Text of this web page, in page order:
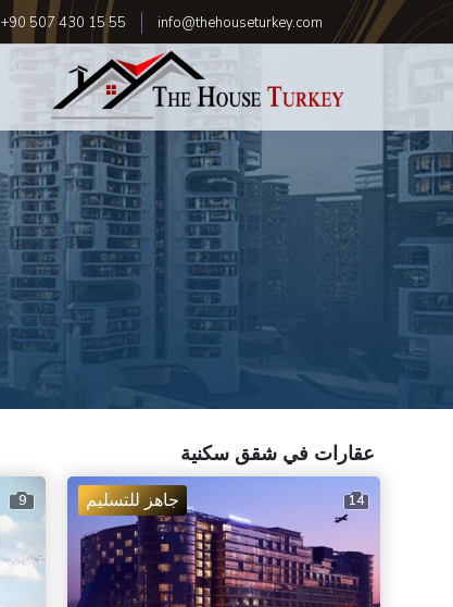
+90 507 430 15 55 info@thehouseturkey.com
عقارات في شقق سكنية
14 جاهز للتسليم 9